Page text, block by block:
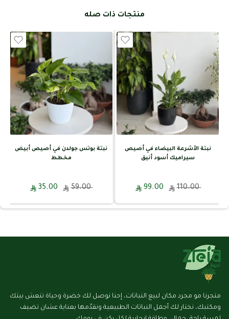
منتجات ذات صله
نبتة الأشرعة البيضاء في أصيص
سيراميك أسود أنيق
110.00
99.00
نبتة بوتس جولدن في أصيص أبيض
مخطط
59.00
35.00
متجرنا مو مجرد مكان لبيع النباتات، إحنا نوصل لك خضرة وحياة تنعش بيتك
ومكتبك، نختار لك أجمل النباتات الطبيعية ونقدّمها بعناية عشان تضيف